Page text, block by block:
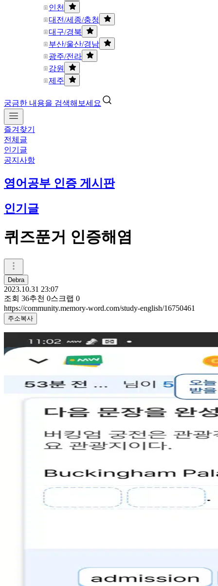
인천
대전/세종/충청
대구/경북
부산/울산/경남
광주/전라
강원
제주
궁금한 내용을 검색해보세요
즐겨찾기
전체글
인기글
공지사항
영어공부 인증 게시판
인기글
퀴즈푼거 인증해염
Debra
2023.10.31 23:07
조회 36추천 0스크랩 0
https://community.memory-word.com/study-english/16750461
주소복사